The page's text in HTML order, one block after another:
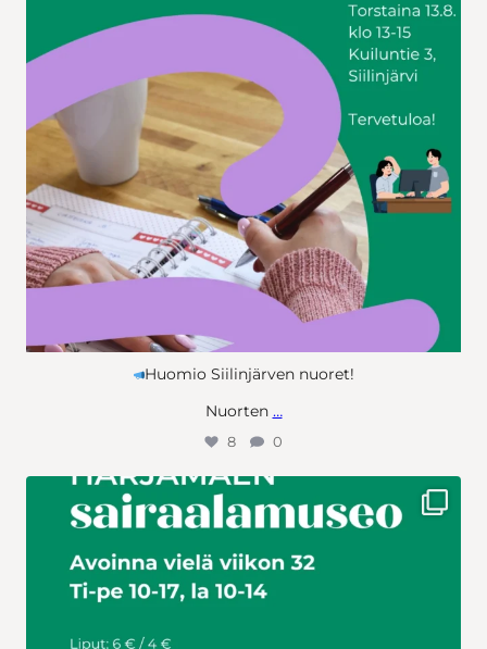
Tarvitsetko tukea
Huomio Siilinjärven nuoret!
Nuorten …
8 0
Viimeistä viedään! Harjamäen sairaalamuseo ja Pöljän
kotiseutumuseo ovat auki enää tällä viikolla. Tervetuloa kesän